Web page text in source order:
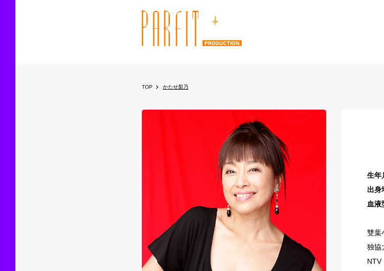
TOP かたせ梨乃
生年
出身
血液
雙葉
独協
NTV